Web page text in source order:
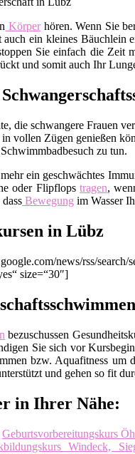
Körperhören. Wenn Sie
ein kleines Bäuchlein
Sie einfach die
und somit auch Ihr
die schwangere Frauen
vollen Zügen genießen
zu tun.
ein geschwächtes
oder Flipflops tragen,
Bewegung im Wasser
in Lübz
news/rss/
size=“30″]
bezuschussen
Sie sich vor
bzw. Aquafitness
und gehen so fit
in Ihrer Nähe:
Geburtsvorbereitungskurs
Windeck,